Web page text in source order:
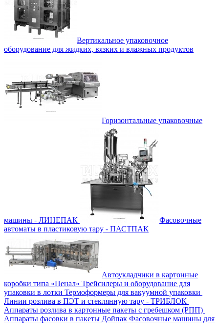
Вертикальное упаковочное
оборудование для жидких, вязких и влажных продуктов
Горизонтальные упаковочные
машины - ЛИНЕПАК
Фасовочные
автоматы в пластиковую тару - ПАСТПАК
Автоукладчики в картонные
коробки типа «Пенал» Трейсилеры и оборудование для
упаковки в лотки Термоформеры для вакуумной упаковки
Линии розлива в ПЭТ и стеклянную тару - ТРИБЛОК
Аппараты розлива в картонные пакеты с гребешком (РПП)
Аппараты фасовки в пакеты Дойпак Фасовочные машины для